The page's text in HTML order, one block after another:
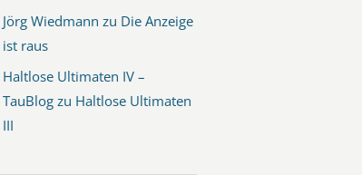
Jörg Wiedmann zu Die Anzeige
ist raus
Haltlose Ultimaten IV –
TauBlog zu Haltlose Ultimaten
III